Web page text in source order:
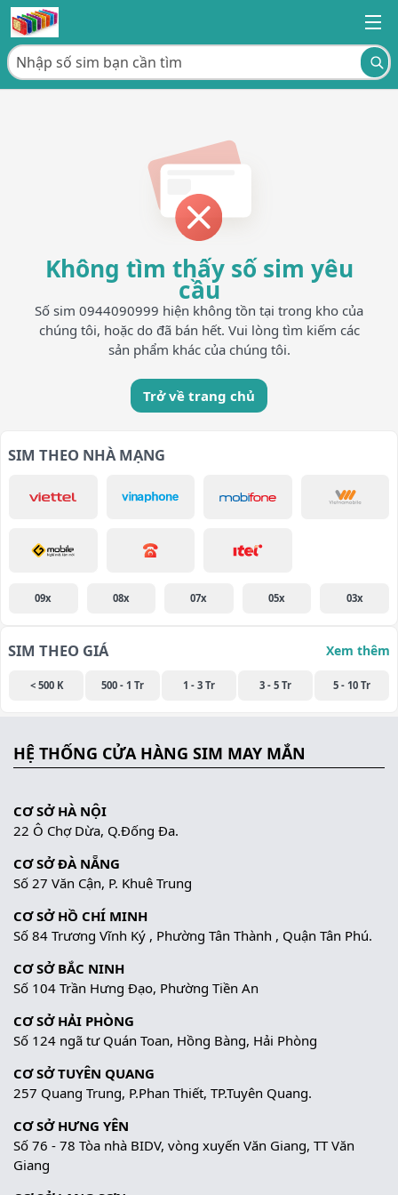
Không tìm thấy số sim yêu
cầu
Số sim 0944090999 hiện không tồn tại trong kho của
chúng tôi, hoặc do đã bán hết. Vui lòng tìm kiếm các
sản phẩm khác của chúng tôi.
Trở về trang chủ
SIM THEO NHÀ MẠNG
09x 08x 07x 05x 03x
SIM THEO GIÁ Xem thêm
< 500 K 500 - 1 Tr 1 - 3 Tr 3 - 5 Tr 5 - 10 Tr
HỆ THỐNG CỬA HÀNG SIM MAY MẮN
CƠ SỞ HÀ NỘI
22 Ô Chợ Dừa, Q.Đống Đa.
CƠ SỞ ĐÀ NẴNG
Số 27 Văn Cận, P. Khuê Trung
CƠ SỞ HỒ CHÍ MINH
Số 84 Trương Vĩnh Ký , Phường Tân Thành , Quận Tân Phú.
CƠ SỞ BẮC NINH
Số 104 Trần Hưng Đạo, Phường Tiền An
CƠ SỞ HẢI PHÒNG
Số 124 ngã tư Quán Toan, Hồng Bàng, Hải Phòng
CƠ SỞ TUYÊN QUANG
257 Quang Trung, P.Phan Thiết, TP.Tuyên Quang.
CƠ SỞ HƯNG YÊN
Số 76 - 78 Tòa nhà BIDV, vòng xuyến Văn Giang, TT Văn
Giang